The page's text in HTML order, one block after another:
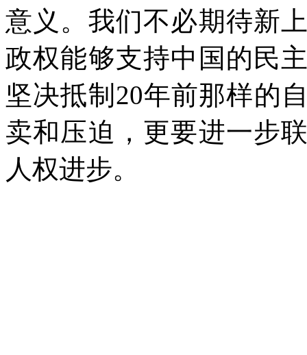
意义。我们不必期待新
政权能够支持中国的民
坚决抵制 20年前那样的
卖和压迫，更要进一步
人权进步。